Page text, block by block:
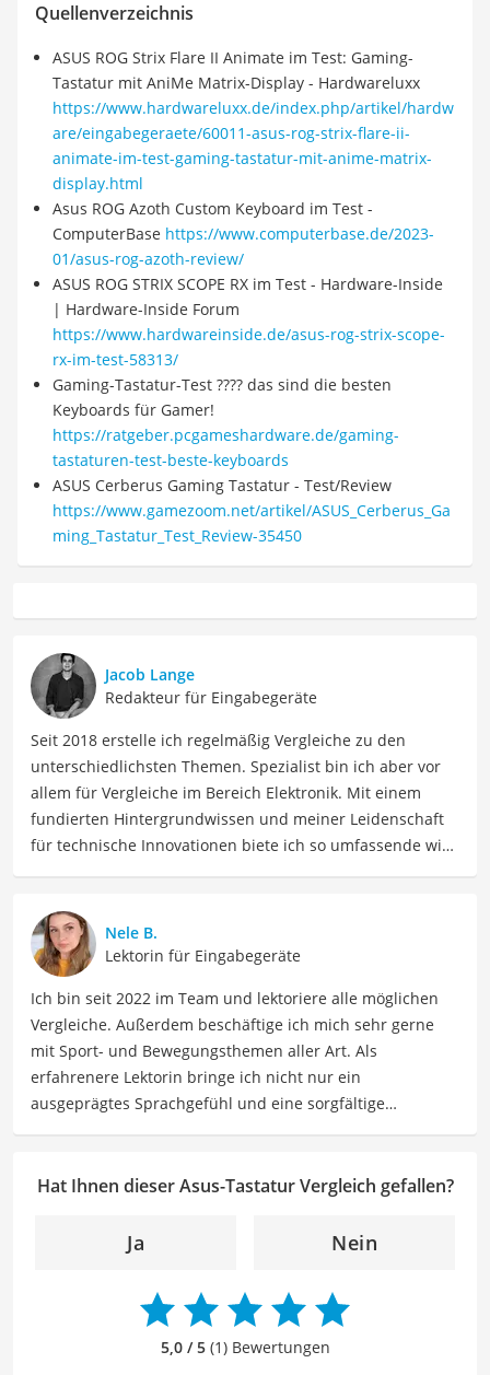
Quellenverzeichnis
ASUS ROG Strix Flare II Animate im Test: Gaming-
Tastatur mit AniMe Matrix-Display - Hardwareluxx
https://www.hardwareluxx.de/index.php/artikel/hardw
are/eingabegeraete/60011-asus-rog-strix-flare-ii-
animate-im-test-gaming-tastatur-mit-anime-matrix-
display.html
Asus ROG Azoth Custom Keyboard im Test -
ComputerBase https://www.computerbase.de/2023-
01/asus-rog-azoth-review/
ASUS ROG STRIX SCOPE RX im Test - Hardware-Inside
| Hardware-Inside Forum
https://www.hardwareinside.de/asus-rog-strix-scope-
rx-im-test-58313/
Gaming-Tastatur-Test ???? das sind die besten
Keyboards für Gamer!
https://ratgeber.pcgameshardware.de/gaming-
tastaturen-test-beste-keyboards
ASUS Cerberus Gaming Tastatur - Test/Review
https://www.gamezoom.net/artikel/ASUS_Cerberus_Ga
ming_Tastatur_Test_Review-35450
Jacob Lange
Redakteur für Eingabegeräte
Seit 2018 erstelle ich regelmäßig Vergleiche zu den
unterschiedlichsten Themen. Spezialist bin ich aber vor
allem für Vergleiche im Bereich Elektronik. Mit einem
fundierten Hintergrundwissen und meiner Leidenschaft
für technische Innovationen biete ich so umfassende wie
detaillierte Produktvergleiche, Kaufberatungen und
technische Analysen, um Verbrauchern dabei zu helfen,
sowohl informierte Entscheidungen zu treffen als auch
die besten elektronischen Lösungen für ihre Bedürfnisse
zu finden.
Der Asus-Tastatur-Vergleich ist aus unserer Sicht
besonders empfehlenswert für PC-Nutzerund
Nele B.
Lektorin für Eingabegeräte
Ich bin seit 2022 im Team und lektoriere alle möglichen
Vergleiche. Außerdem beschäftige ich mich sehr gerne
mit Sport- und Bewegungsthemen aller Art. Als
erfahrenere Lektorin bringe ich nicht nur ein
ausgeprägtes Sprachgefühl und eine sorgfältige
kann ich dazu beitragen, Texte inhaltlich präzise, gut
Mein Ziel ist es, unsere Inhalte auf ihre inhaltliche
Kohärenz, logische Schlüssigkeit und stilistische Qualität
zu überprüfen sowie gegebenenfalls zu verbessern. Mit
meinem Hintergrund im Bereich Sport und meiner Liebe
zur geschriebenen Sprache trage ich dazu bei, dass
Hat Ihnen dieser Asus-Tastatur Vergleich gefallen?
Ja Nein
5,0 / 5(1) Bewertungen